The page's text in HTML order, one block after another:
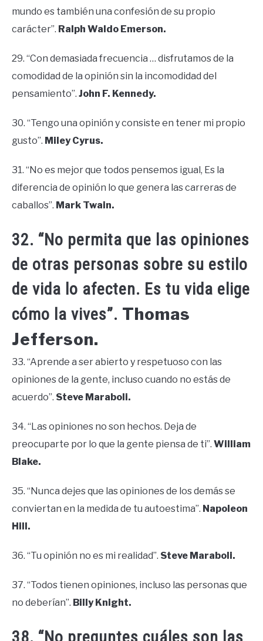
mundo es también una confesión de su propio
carácter”. Ralph Waldo Emerson.
29. “Con demasiada frecuencia … disfrutamos de la
comodidad de la opinión sin la incomodidad del
pensamiento”. John F. Kennedy.
30. “Tengo una opinión y consiste en tener mi propio
gusto”. Miley Cyrus.
31. “No es mejor que todos pensemos igual, Es la
diferencia de opinión lo que genera las carreras de
caballos”. Mark Twain.
32. “No permita que las opiniones
de otras personas sobre su estilo
de vida lo afecten. Es tu vida elige
cómo la vives”. Thomas
Jefferson.
33. “Aprende a ser abierto y respetuoso con las
opiniones de la gente, incluso cuando no estás de
acuerdo”. Steve Maraboli.
34. “Las opiniones no son hechos. Deja de
preocuparte por lo que la gente piensa de ti”. William
Blake.
35. “Nunca dejes que las opiniones de los demás se
conviertan en la medida de tu autoestima”. Napoleon
Hill.
36. “Tu opinión no es mi realidad”. Steve Maraboli.
37. “Todos tienen opiniones, incluso las personas que
no deberían”. Billy Knight.